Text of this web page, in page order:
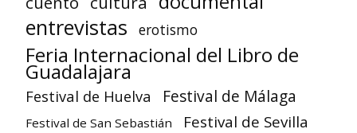
entrevistas erotismo
Feria Internacional del Libro de
Guadalajara
Festival de Huelva Festival de Málaga
Festival de San Sebastián Festival de Sevilla